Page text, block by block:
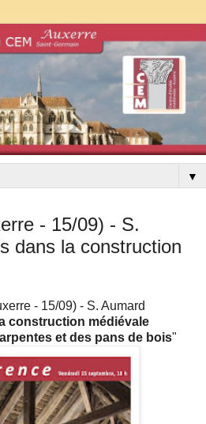
▼
- 15/09) - S.
dans la construction
- 15/09) - S. Aumard
construction médiévale
et des pans de bois"